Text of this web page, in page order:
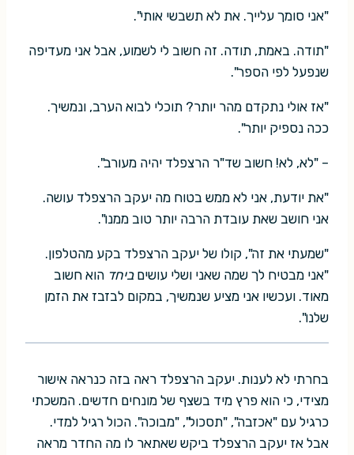
"אני סומך עלייך. את לא תשבשי אותי".
"תודה. באמת, תודה. זה חשוב לי לשמוע, אבל אני מעדיפה
שנפעל לפי הספר".
"אז אולי נתקדם מהר יותר? תוכלי לבוא הערב, ונמשיך.
ככה נספיק יותר".
– "לא, לא! חשוב שד"ר הרצפלד יהיה מעורב".
"את יודעת, אני לא ממש בטוח מה יעקב הרצפלד עושה.
אני חושב שאת עובדת הרבה יותר טוב ממנו".
"שמעתי את זה", קולו של יעקב הרצפלד בקע מהטלפון.
"אני מבטיח לך שמה שאני ושלי עושיםביחד הוא חשוב
מאוד. ועכשיו אני מציע שנמשיך, במקום לבזבז את הזמן
שלנו".
בחרתי לא לענות. יעקב הרצפלד ראה בזה כנראה אישור
מצידי, כי הוא פרץ מיד בשצף של מונחים חדשים. המשכתי
כרגיל עם "אכזבה", "תסכול", "מבוכה". הכול רגיל למדי.
אבל אז יעקב הרצפלד ביקש שאתאר לו מה החדר מראה